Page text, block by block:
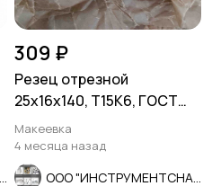
309 ₽
Резец отрезной
25х16х140, Т15К6, ГОСТ
18884-73, 2130-0009.
Макеевка
4 месяца назад